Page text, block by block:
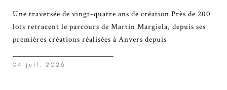
Une traversée de vingt-quatre ans de création Près de 200
lots retracent le parcours de Martin Margiela, depuis ses
premières créations réalisées à Anvers depuis
04 juil. 2026